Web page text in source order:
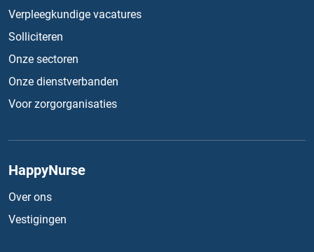
Verpleegkundige vacatures
Solliciteren
Onze sectoren
Onze dienstverbanden
Voor zorgorganisaties
HappyNurse
Over ons
Vestigingen